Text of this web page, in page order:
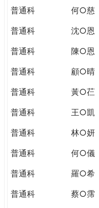
普通科
何○慈
普通科
沈○恩
普通科
陳○恩
普通科
顧○晴
普通科
黃○芢
普通科
王○凱
普通科
林○妍
普通科
何○儀
普通科
羅○希
普通科
蔡○霈